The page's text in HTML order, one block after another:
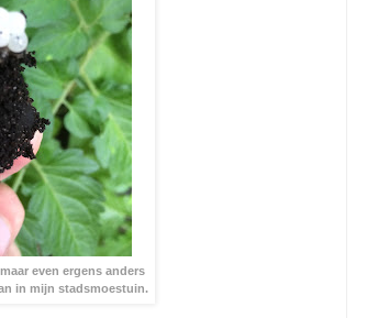
even ergens anders
in mijn stadsmoestuin.